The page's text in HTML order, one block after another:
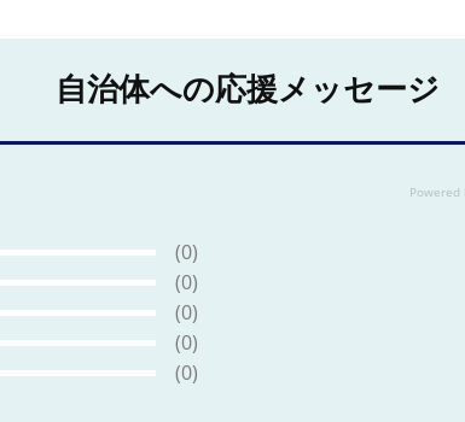
自治体への応援メッセージ
(0)
(0)
(0)
(0)
(0)